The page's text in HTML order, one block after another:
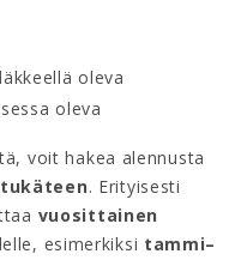
oleva
oleva
voit hakea alennusta
. Erityisesti
vuosittainen
esimerkiksi tammi–